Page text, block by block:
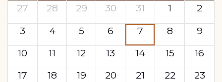
27 28 29 30 31 1
2
3
4 5 6 7 8
9
10
11 12 13 14 15
16
17
18 19 20 21 22
23